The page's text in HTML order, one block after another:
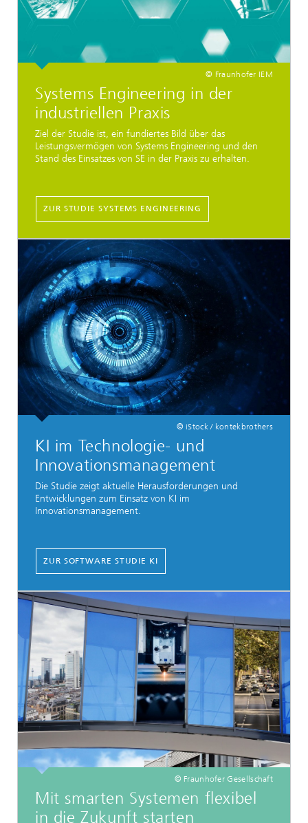
© Fraunhofer IEM
Systems Engineering in der
industriellen Praxis
Ziel der Studie ist, ein fundiertes Bild über das
Leistungsvermögen von Systems Engineering und den
Stand des Einsatzes von SE in der Praxis zu erhalten.
ZUR STUDIE SYSTEMS ENGINEERING
© iStock / kontekbrothers
KI im Technologie- und
Innovationsmanagement
Die Studie zeigt aktuelle Herausforderungen und
Entwicklungen zum Einsatz von KI im
Innovationsmanagement.
ZUR SOFTWARE STUDIE KI
© Fraunhofer Gesellschaft
Mit smarten Systemen flexibel
in die Zukunft starten